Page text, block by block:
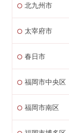
北九州市
太宰府市
春日市
福岡市中央区
福岡市南区